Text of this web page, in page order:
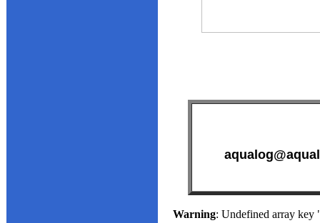
Warning: Undefined array